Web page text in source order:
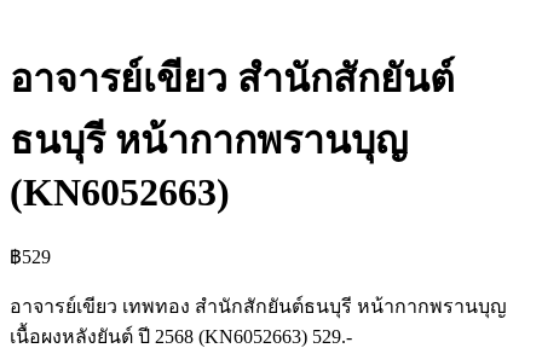
อาจารย์เขียว สำนักสักยันต์
ธนบุรี หน้ากากพรานบุญ
(KN6052663)
฿529
อาจารย์เขียว เทพทอง สำนักสักยันต์ธนบุรี หน้ากากพรานบุญ
เนื้อผงหลังยันต์ ปี 2568 (KN6052663) 529.-